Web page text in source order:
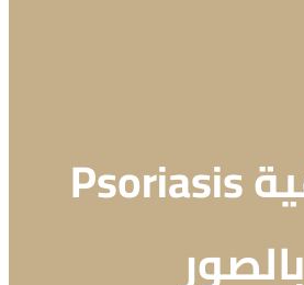
الصدفية Psoriasis
بالصور